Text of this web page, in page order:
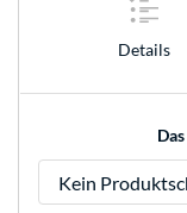
Details